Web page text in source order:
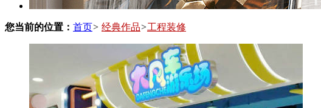
您当前的位置： 首页> 经典作品>工程装修